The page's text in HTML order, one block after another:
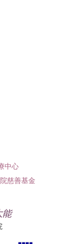
中心
慈善基金
能